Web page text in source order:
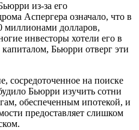
из-за его
Аспергера означало, что в
миллионами долларов,
инвесторы хотели его в
Бьюрри отверг эти
сосредоточенное на поиске
Бьюрри изучить сотни
обеспеченным ипотекой, и
предоставляет слишком